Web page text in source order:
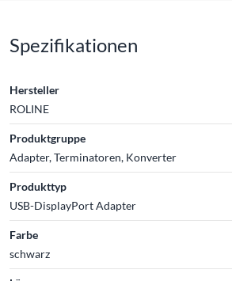
Spezifikationen
Hersteller
ROLINE
Produktgruppe
Adapter, Terminatoren, Konverter
Produkttyp
USB-DisplayPort Adapter
Farbe
schwarz